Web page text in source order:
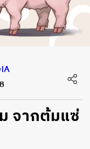
จากต้มแซ่